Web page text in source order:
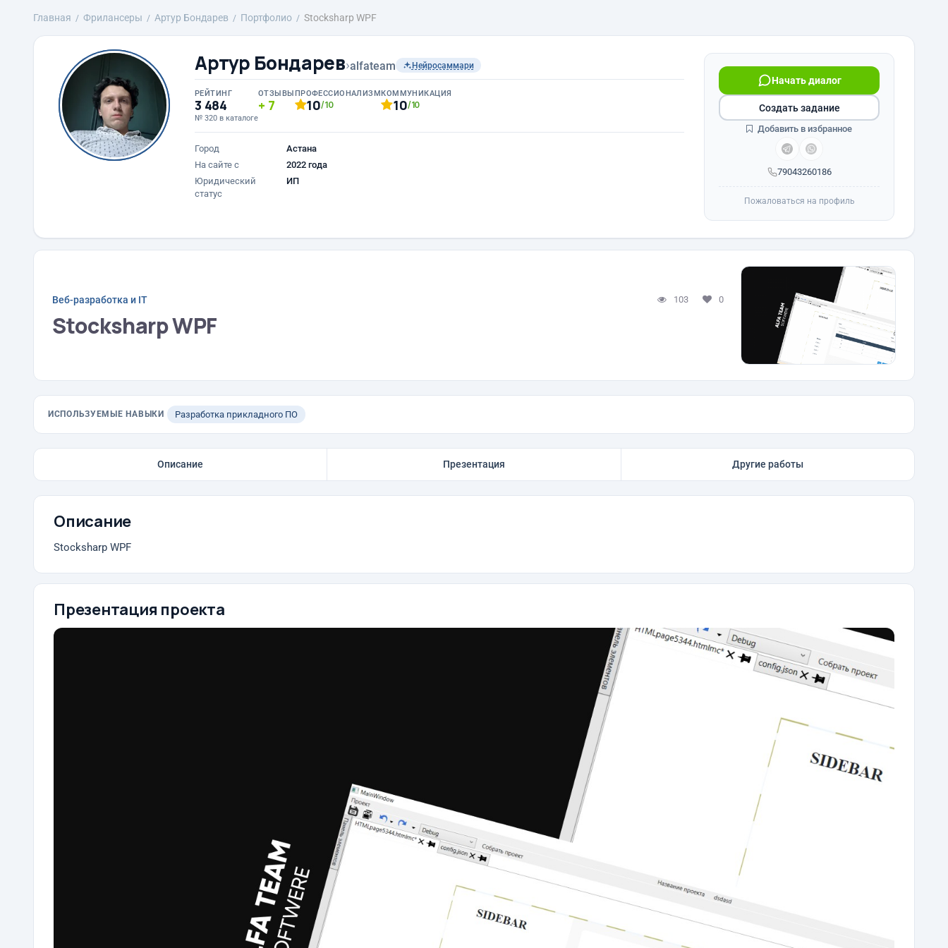
Главная Фрилансеры Артур Бондарев Портфолио Stocksharp WPF
Артур Бондарев›alfateam Нейросаммари
РЕЙТИНГ
3 484
№ 320 в каталоге
ОТЗЫВЫ
7
ПРОФЕССИОНАЛИЗМ
10/10
КОММУНИКАЦИЯ
10/10
Город
Астана
На сайте с
2022 года
Юридический
статус
ИП
79043260186
Начать диалог
Создать задание
Добавить в избранное
Пожаловаться на профиль
Веб-разработка и IT 103 0
Stocksharp WPF
ИСПОЛЬЗУЕМЫЕ НАВЫКИ Разработка прикладного ПО
Описание Презентация Другие работы
Описание
Stocksharp WPF
Презентация проекта